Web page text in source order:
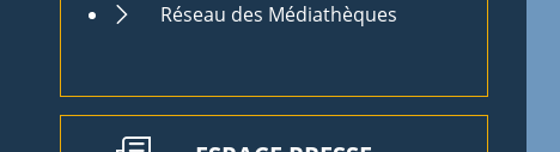
Réseau des Médiathèques